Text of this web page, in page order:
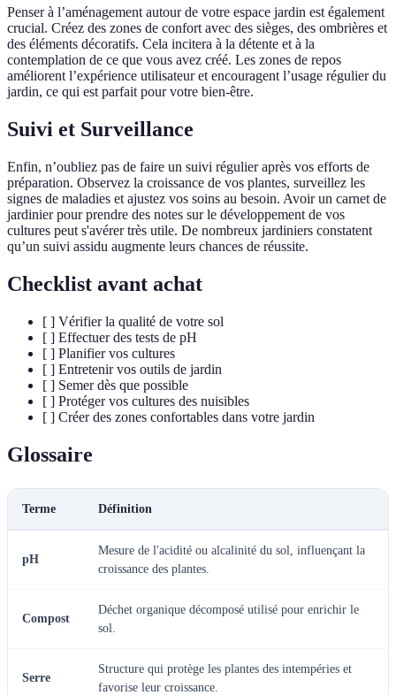
Penser à l’aménagement autour de votre espace jardin est également
crucial. Créez des zones de confort avec des sièges, des ombrières et
des éléments décoratifs. Cela incitera à la détente et à la
contemplation de ce que vous avez créé. Les zones de repos
améliorent l’expérience utilisateur et encouragent l’usage régulier du
jardin, ce qui est parfait pour votre bien-être.
Suivi et Surveillance
Enfin, n’oubliez pas de faire un suivi régulier après vos efforts de
préparation. Observez la croissance de vos plantes, surveillez les
signes de maladies et ajustez vos soins au besoin. Avoir un carnet de
jardinier pour prendre des notes sur le développement de vos
cultures peut s'avérer très utile. De nombreux jardiniers constatent
qu’un suivi assidu augmente leurs chances de réussite.
Checklist avant achat
[ ] Vérifier la qualité de votre sol
[ ] Effectuer des tests de pH
[ ] Planifier vos cultures
[ ] Entretenir vos outils de jardin
[ ] Semer dès que possible
[ ] Protéger vos cultures des nuisibles
[ ] Créer des zones confortables dans votre jardin
Glossaire
Terme Définition
pH
Mesure de l'acidité ou alcalinité du sol, influençant la
croissance des plantes.
Compost
Déchet organique décomposé utilisé pour enrichir le
sol.
Serre
Structure qui protège les plantes des intempéries et
favorise leur croissance.